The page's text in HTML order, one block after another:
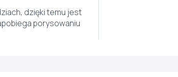
dzięki temu jest
porysowaniu